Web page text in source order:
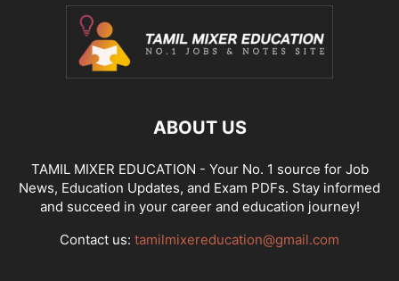
ABOUT US
TAMIL MIXER EDUCATION - Your No. 1 source for Job
News, Education Updates, and Exam PDFs. Stay informed
and succeed in your career and education journey!
Contact us: tamilmixereducation@gmail.com